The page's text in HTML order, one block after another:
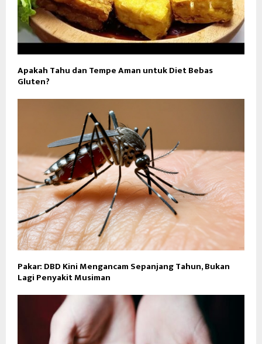
Apakah Tahu dan Tempe Aman untuk Diet Bebas
Gluten?
Pakar: DBD Kini Mengancam Sepanjang Tahun, Bukan
Lagi Penyakit Musiman